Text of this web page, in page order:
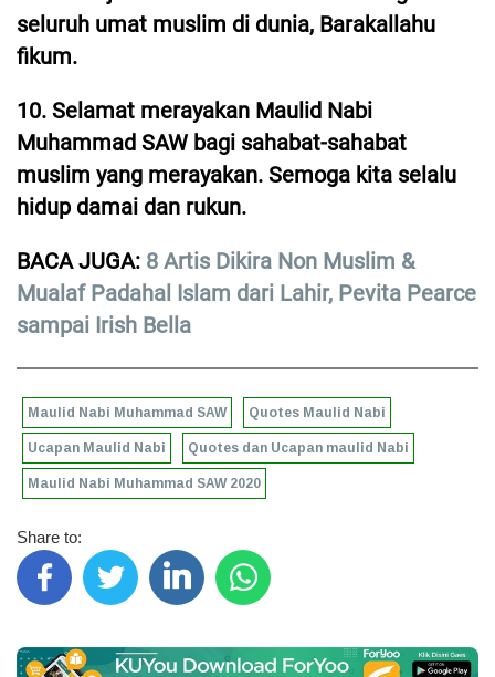
seluruh umat muslim di dunia, Barakallahu
fikum.
10. Selamat merayakan Maulid Nabi
Muhammad SAW bagi sahabat-sahabat
muslim yang merayakan. Semoga kita selalu
hidup damai dan rukun.
BACA JUGA: 8 Artis Dikira Non Muslim &
Mualaf Padahal Islam dari Lahir, Pevita Pearce
sampai Irish Bella
Maulid Nabi Muhammad SAW Quotes Maulid Nabi
Ucapan Maulid Nabi Quotes dan Ucapan maulid Nabi
Maulid Nabi Muhammad SAW 2020
Share to: